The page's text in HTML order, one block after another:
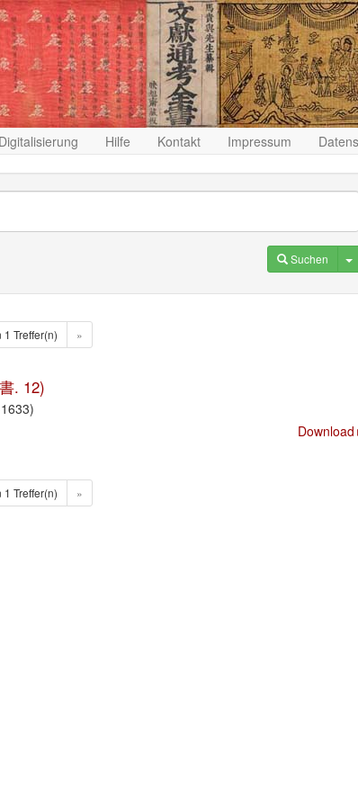
Digitalisierung Hilfe Kontakt Impressum
Suchen
1 Treffer(n) »
. 12)
Download
1 Treffer(n) »